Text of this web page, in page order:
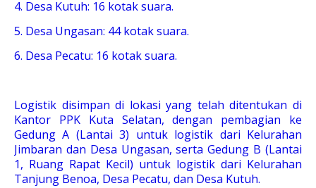
4. Desa Kutuh: 16 kotak suara.
5. Desa Ungasan: 44 kotak suara.
6. Desa Pecatu: 16 kotak suara.
Logistik disimpan di lokasi yang telah ditentukan di
Kantor PPK Kuta Selatan, dengan pembagian ke
Gedung A (Lantai 3) untuk logistik dari Kelurahan
Jimbaran dan Desa Ungasan, serta Gedung B (Lantai
1, Ruang Rapat Kecil) untuk logistik dari Kelurahan
Tanjung Benoa, Desa Pecatu, dan Desa Kutuh.